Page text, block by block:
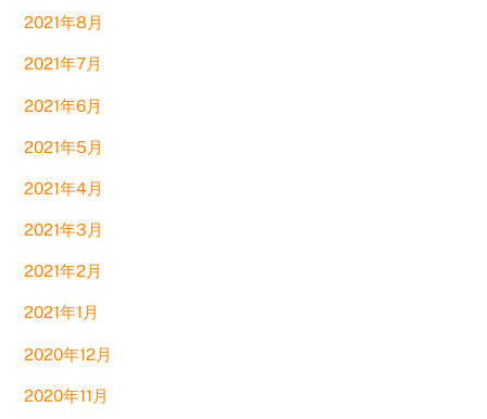
2021年8月
2021年7月
2021年6月
2021年5月
2021年4月
2021年3月
2021年2月
2021年1月
2020年12月
2020年11月